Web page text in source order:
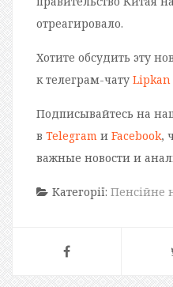
отреагировало.
Хотите обсудить эту
к телеграм-чату
Подписывайтесь на
в Telegram и Facebook,
важные новости и
Категорії: Пенсійне